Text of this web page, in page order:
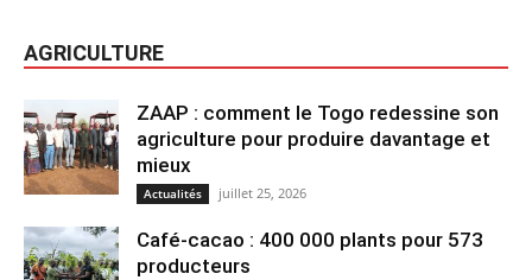
AGRICULTURE
ZAAP : comment le Togo redessine son
agriculture pour produire davantage et
mieux
Actualités juillet 25, 2026
Café-cacao : 400 000 plants pour 573
producteurs